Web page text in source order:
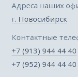
Адреса наших
г. Новосибирск
Контактные
+7 (913) 944 44 40
+7 (952) 944 44 40